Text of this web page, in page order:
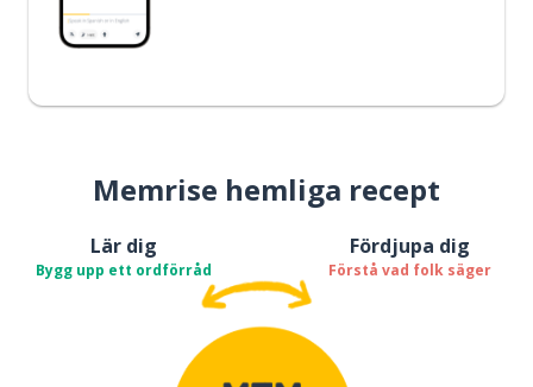
Memrise hemliga recept
Lär dig
Bygg upp ett ordförråd
Fördjupa dig
Förstå vad folk säger